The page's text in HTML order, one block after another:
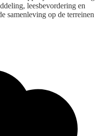
leesbevordering en
samenleving op de terreinen